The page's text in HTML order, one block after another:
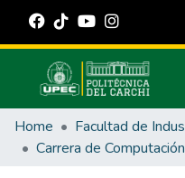
Communities & Collections
All of DSpace
Home
Carrera de Computación